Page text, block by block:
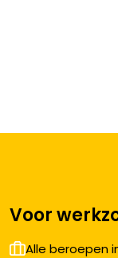
Voor
Alle beroepen